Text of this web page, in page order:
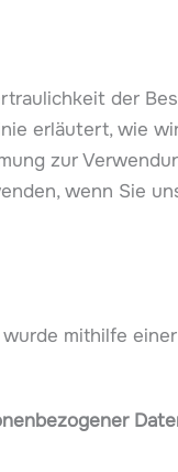
der
erläutert, wie
zur
wenn Sie
mithilfe